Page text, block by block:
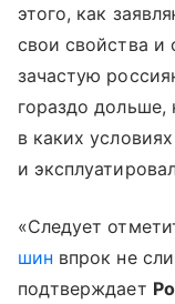
этого, как
свои свойства и
зачастую
гораздо дольше,
в каких
и
«Следует
шин впрок не
подтверждает